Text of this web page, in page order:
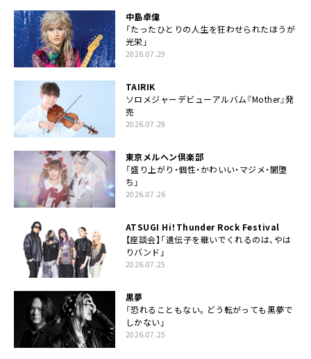
中島卓偉
「たったひとりの人生を狂わせられたほうが
光栄」
2026.07.29
TAIRIK
ソロメジャーデビューアルバム『Mother』発
売
2026.07.29
東京メルヘン倶楽部
「盛り上がり・個性・かわいい・マジメ・闇堕
ち」
2026.07.26
ATSUGI Hi！Thunder Rock Festival
【座談会】「遺伝子を継いでくれるのは、やは
りバンド」
2026.07.25
黒夢
「恐れることもない。どう転がっても黒夢で
しかない」
2026.07.25